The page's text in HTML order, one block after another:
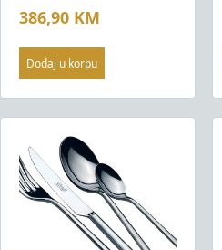
386,90 KM
Dodaj u korpu